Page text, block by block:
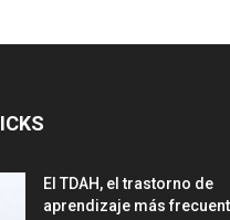
El TDAH, el trastorno de
aprendizaje más